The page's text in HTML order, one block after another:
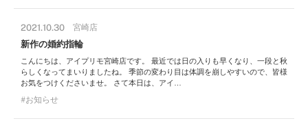
2021.10.30 宮崎店
新作の婚約指輪
こんにちは、アイプリモ宮崎店です。 最近では日の入りも早くなり、一段と秋
らしくなってまいりましたね。 季節の変わり目は体調を崩しやすいので、皆様
お気をつけくださいませ。 さて本日は、アイ…
お知らせ